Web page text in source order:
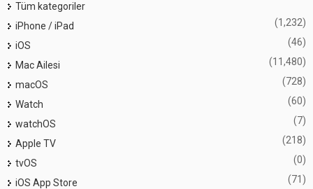
Tüm kategoriler
iPhone / iPad
(1,232)
iOS (46)
Mac Ailesi (11,480)
macOS (728)
Watch (60)
watchOS (7)
Apple TV (218)
tvOS (0)
iOS App Store (71)